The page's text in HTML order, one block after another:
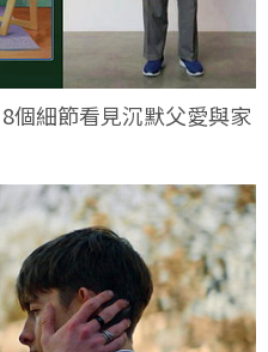
個細節看見沉默父愛與家